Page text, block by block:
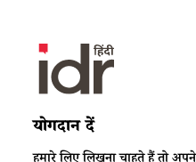
योगदान दें